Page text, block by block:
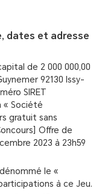
dates et adresse
de 2 000 000,00
92130 Issy-
SIRET
« Société
gratuit sans
Offre de
2023 à 23h59
le «
à ce Jeu.